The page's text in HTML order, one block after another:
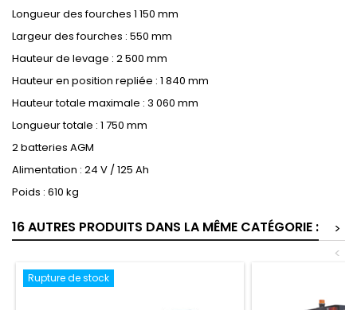
Longueur des fourches 1 150 mm
Largeur des fourches : 550 mm
Hauteur de levage : 2 500 mm
Hauteur en position repliée : 1 840 mm
Hauteur totale maximale : 3 060 mm
Longueur totale : 1 750 mm
2 batteries AGM
Alimentation : 24 V / 125 Ah
Poids : 610 kg
16 AUTRES PRODUITS DANS LA MÊME CATÉGORIE :
>
<
Rupture de stock